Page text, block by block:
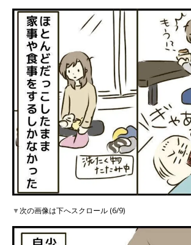
▼次の画像は下へスクロール (6/9)